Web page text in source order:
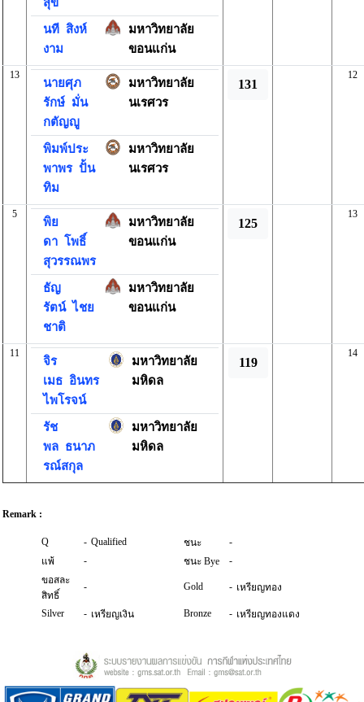
นทีสิงห์
งาม
มหาวิทยาลัย
ขอนแก่น
13
นายศุภ
รักษ์มั่น
กตัญญู
มหาวิทยาลัย
นเรศวร
พิมพ์ประ
พาพรปั้น
ทิม
มหาวิทยาลัย
นเรศวร
131
12
5
พิย
ดาโพธิ์
สุวรรณพร
มหาวิทยาลัย
ขอนแก่น
ธัญ
รัตน์ไชย
ชาติ
มหาวิทยาลัย
ขอนแก่น
125
13
11
จิร
เมธอินทร
ไพโรจน์
มหาวิทยาลัย
มหิดล
รัช
พลธนาภ
รณ์สกุล
มหาวิทยาลัย
มหิดล
119
14
Remark :
Q - Qualified ชนะ
-
แพ้
- ชนะ Bye
-
ขอสละ
สิทธิ์
- Gold - เหรียญทอง
Silver - เหรียญเงิน Bronze - เหรียญทองแดง